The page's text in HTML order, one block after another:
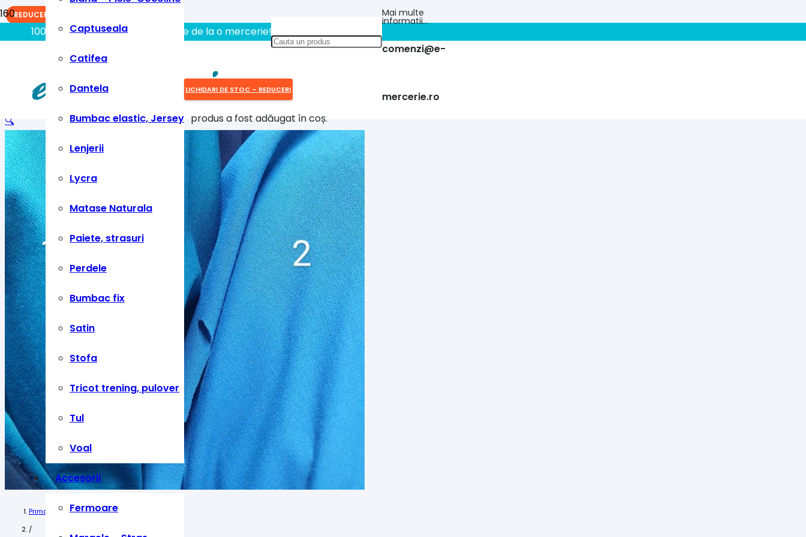
100% aici gasiti tot ce aveti nevoie de la o mercerie!!
Mai multe
informatii…
comenzi@e-
mercerie.ro
Captuseala
Catifea
Dantela
Bumbac elastic, Jersey
Lenjerii
Lycra
Matase Naturala
Paiete, strasuri
Perdele
Bumbac fix
Satin
Stofa
Tricot trening, pulover
Tul
Voal
Accesorii
Fermoare
LICHIDARI DE STOC – REDUCERI
produsa fost adăugat în coș.
🔍
Prima pagină
/
REDUCERI!
REDUCERI!
REDUCERI!